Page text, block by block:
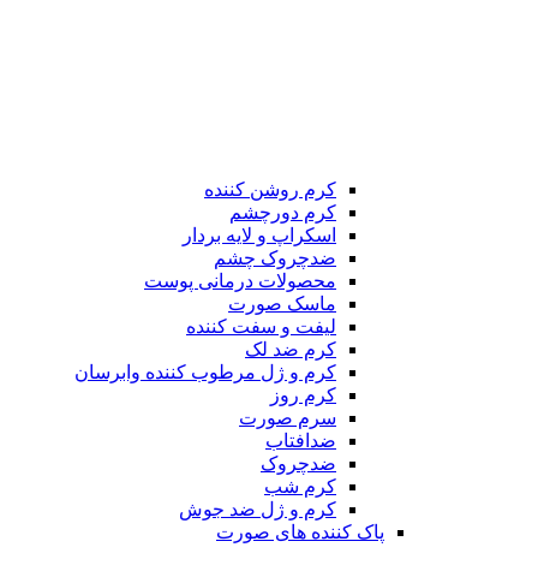
کرم روشن کننده
کرم دورچشم
اسکراپ و لایه بردار
ضدچروک چشم
محصولات درمانی پوست
ماسک صورت
لیفت و سفت کننده
کرم ضد لک
کرم و ژل مرطوب کننده وابرسان
کرم روز
سرم صورت
ضدافتاب
ضدچروک
کرم شب
کرم و ژل ضد جوش
پاک کننده های صورت